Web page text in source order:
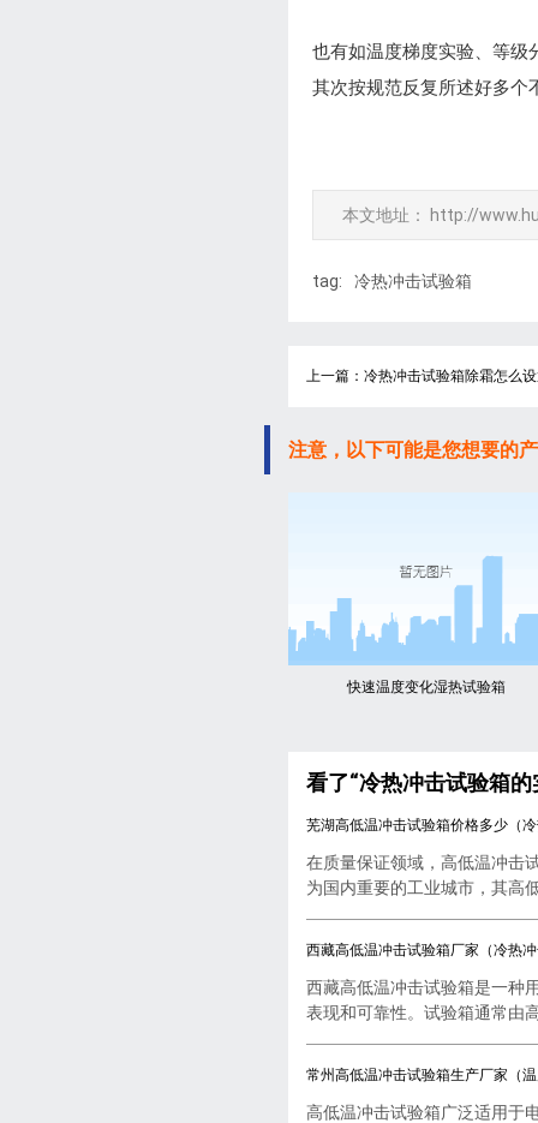
也有如温度梯度实验、等级
其次按规范反复所述好多个
本文地址： http://
tag: 冷热冲击试验箱
上一篇：冷热冲击试验箱除霜怎么
注意，以下可能是您想要的
快速温度变化湿热试验箱
看了“冷热冲击试验箱
芜湖高低温冲击试验箱价格多少（
在质量保证领域，高低温冲击
为国内重要的工业城市，其高
西藏高低温冲击试验箱厂家（冷热
西藏高低温冲击试验箱是一种
表现和可靠性。试验箱通常由
常州高低温冲击试验箱生产厂家（
高低温冲击试验箱广泛适用于